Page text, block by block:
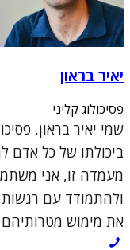
יאיר בראון
פסיכולוג קליני
שמי יאיר בראון,
ביכולתו של כל אדם
מעמדה זו, אני
ולהתמודד עם
את מימוש מטרותיהם